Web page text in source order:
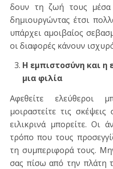
δουν τη ζωή τους
δημιουργώντας έτσι
υπάρχει αμοιβαίος
οι διαφορές κάνουν
Η εμπιστοσύνη και η
μια φιλία
Αφεθείτε ελεύθεροι
μοιραστείτε τις
ειλικρινά μπορείτε. Οι
τρόπο που τους
τη συμπεριφορά τους.
σας πίσω από την πλάτη